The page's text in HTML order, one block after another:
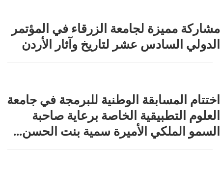
مشاركة مميزة لجامعة الزرقاء في المؤتمر
الدولي السادس عشر لتاريخ وآثار الأردن
اختتام المسابقة الوطنية للبرمجة في جامعة
العلوم التطبيقية الخاصة برعاية صاحبة
السمو الملكي الأميرة سمية بنت الحسن...